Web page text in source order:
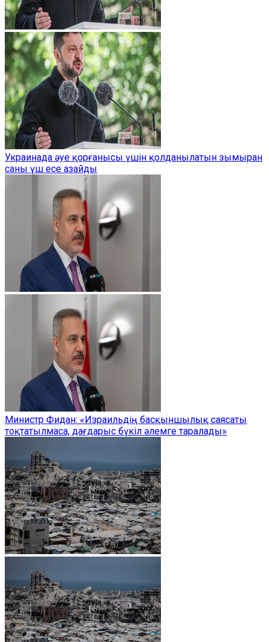
Украинада әуе қорғанысы үшін қолданылатын зымыран
саны үш есе азайды
Министр Фидан: «Израильдің басқыншылық саясаты
тоқтатылмаса, дағдарыс бүкіл әлемге таралады»